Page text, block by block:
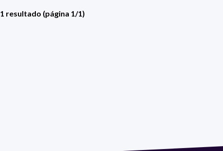
1 resultado (página 1/1)